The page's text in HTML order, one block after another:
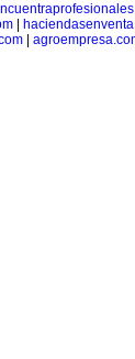
|